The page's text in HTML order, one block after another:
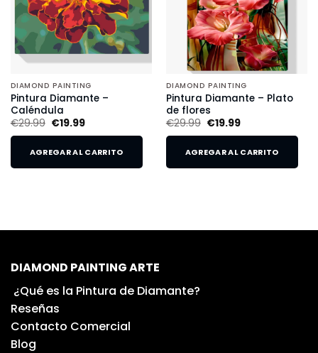
DIAMOND PAINTING
Pintura Diamante –
Caléndula
€29.99 €19.99
AGREGAR AL CARRITO
DIAMOND PAINTING
Pintura Diamante – Plato
de flores
€29.99 €19.99
AGREGAR AL CARRITO
DIAMOND PAINTING ARTE
¿Qué es la Pintura de Diamante?
Reseñas
Contacto Comercial
Blog